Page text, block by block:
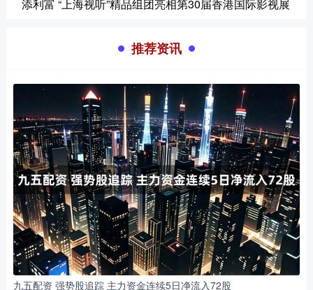
添利富 “上海视听”精品组团亮相第30届香港国际影视展
推荐资讯
九五配资 强势股追踪 主力资金连续5日净流入72股